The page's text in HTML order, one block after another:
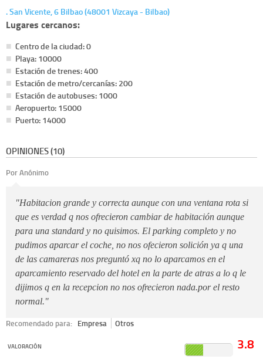
. San Vicente, 6 Bilbao (48001 Vizcaya - Bilbao)
Lugares cercanos:
Centro de la ciudad: 0
Playa: 10000
Estación de trenes: 400
Estación de metro/cercanías: 200
Estación de autobuses: 1000
Aeropuerto: 15000
Puerto: 14000
OPINIONES (10)
Por Anónimo
"Habitacion grande y correcta aunque con una ventana rota si
que es verdad q nos ofrecieron cambiar de habitación aunque
para una standard y no quisimos. El parking completo y no
pudimos aparcar el coche, no nos ofecieron solición ya q una
de las camareras nos preguntó xq no lo aparcamos en el
aparcamiento reservado del hotel en la parte de atras a lo q le
dijimos q en la recepcion no nos ofrecieron nada.por el resto
normal."
Recomendado para: Empresa Otros
VALORACIÓN 3.8